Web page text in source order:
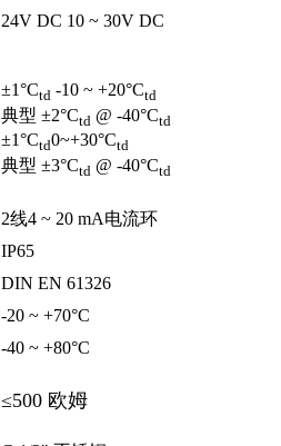
24V DC 10 ~ 30V DC
±1°Ctd -10 ~ +20°Ctd
典型 ±2°Ctd @ -40°Ctd
±1°Ctd0~+30°Ctd
典型 ±3°Ctd @ -40°Ctd
2线4 ~ 20 mA电流环
IP65
DIN EN 61326
-20 ~ +70°C
-40 ~ +80°C
≤500 欧姆